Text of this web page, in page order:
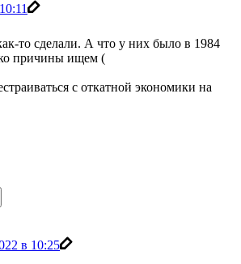
то сделали. А что у них было в 1984
причины ищем (
с откатной экономики на
в 10:25